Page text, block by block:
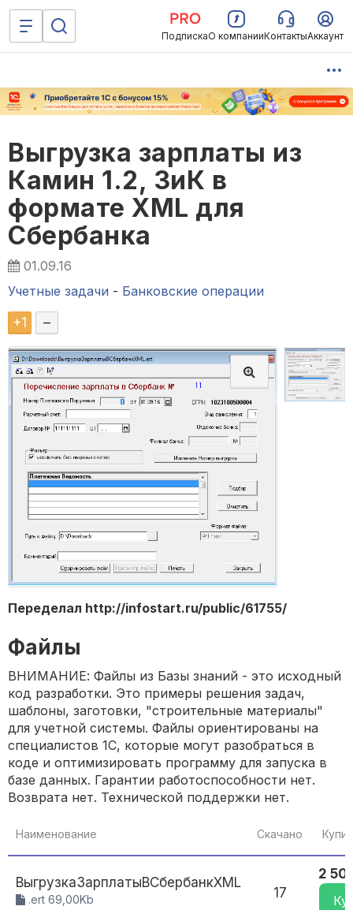
ПодпискаО компанииКонтактыАккаунт
Выгрузка зарплаты из
Камин 1.2, ЗиК в
формате XML для
Сбербанка
01.09.16
Учетные задачи - Банковские операции
+1 –
Переделал http://infostart.ru/public/61755/
Файлы
ВНИМАНИЕ: Файлы из Базы знаний - это исходный
код разработки. Это примеры решения задач,
шаблоны, заготовки, "строительные материалы"
для учетной системы. Файлы ориентированы на
специалистов 1С, которые могут разобраться в
коде и оптимизировать программу для запуска в
базе данных. Гарантии работоспособности нет.
Возврата нет. Технической поддержки нет.
Наименование Скачано
ВыгрузкаЗарплатыВСбербанкXML
.ert 69,00Kb 17
2